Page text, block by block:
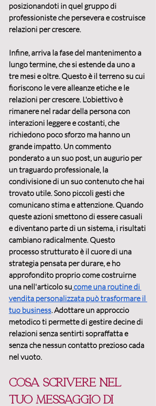
posizionandoti in quel gruppo di
professioniste che persevera e costruisce
relazioni per crescere.
Infine, arriva la fase del mantenimento a
lungo termine, che si estende da uno a
tre mesi e oltre. Questo è il terreno su cui
fioriscono le vere alleanze etiche e le
relazioni per crescere. L'obiettivo è
rimanere nel radar della persona con
interazioni leggere e costanti, che
richiedono poco sforzo ma hanno un
grande impatto. Un commento
ponderato a un suo post, un augurio per
un traguardo professionale, la
condivisione di un suo contenuto che hai
trovato utile. Sono piccoli gesti che
comunicano stima e attenzione. Quando
queste azioni smettono di essere casuali
e diventano parte di un sistema, i risultati
cambiano radicalmente. Questo
processo strutturato è il cuore di una
strategia pensata per durare, e ho
approfondito proprio come costruirne
una nell'articolo su come una routine di
vendita personalizzata può trasformare il
tuo business. Adottare un approccio
metodico ti permette di gestire decine di
relazioni senza sentirti sopraffatta e
senza che nessun contatto prezioso cada
nel vuoto.
Cosa scrivere nel
tuo messaggio di